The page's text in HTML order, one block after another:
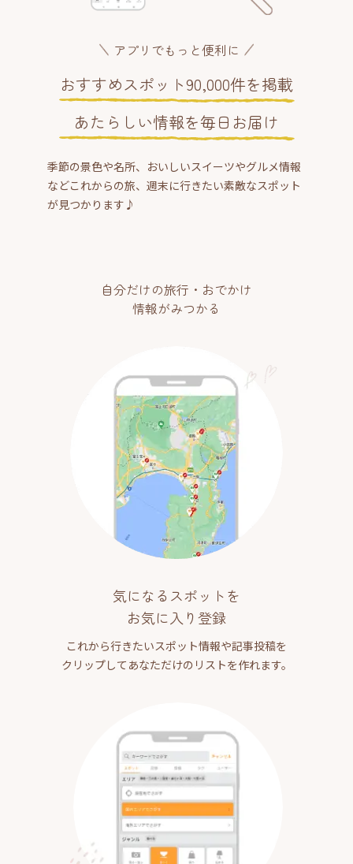
アプリでもっと便利に
おすすめスポット90,000件を掲載
あたらしい情報を毎日お届け
季節の景色や名所、おいしいスイーツやグルメ情報
などこれからの旅、週末に行きたい素敵なスポット
が見つかります♪
自分だけの旅行・おでかけ
情報がみつかる
気になるスポットを
お気に入り登録
これから行きたいスポット情報や記事投稿を
クリップしてあなただけのリストを作れます。